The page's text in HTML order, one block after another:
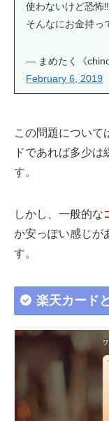
使わないけど恐怖
そんなにお金持っ
— まめたく《
February 6, 2019
この問題について
ドであれば多少は
す。
しかし、一般的な
か安っぽい感じが
す。
楽天カード